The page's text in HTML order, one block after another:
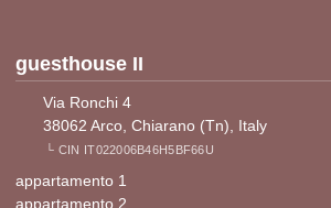
guesthouse II
Via Ronchi 4
38062 Arco, Chiarano (Tn), Italy
└ CIN IT022006B46H5BF66U
appartamento 1
appartamento 2